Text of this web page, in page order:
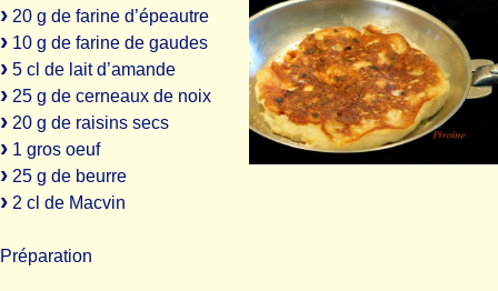
20 g de farine d’épeautre
10 g de farine de gaudes
5 cl de lait d’amande
25 g de cerneaux de noix
20 g de raisins secs
1 gros oeuf
25 g de beurre
2 cl de Macvin
Préparation